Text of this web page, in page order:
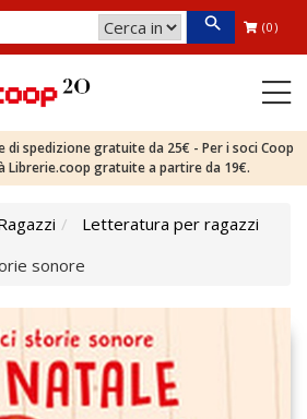
(0)
di spedizione gratuite da 25€ - Per i soci Coop
Librerie.coop gratuite a partire da 19€.
Letteratura per ragazzi
sonore